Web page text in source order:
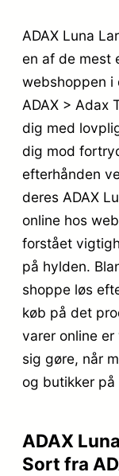
ADAX Luna
en af de mest
webshoppen
ADAX > Adax
dig med
dig mod
efterhånden
deres ADAX
online hos
forstået
på hylden.
shoppe løs
køb på det
varer online
sig gøre, når
og butikker
ADAX
Sort fra